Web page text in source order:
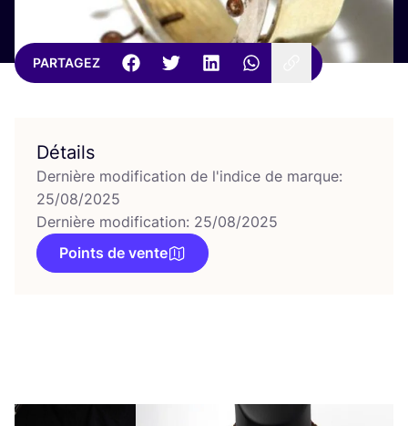
PARTAGEZ
Détails
Dernière modification de l'indice de marque:
25/08/2025
Dernière modification: 25/08/2025
Points de vente